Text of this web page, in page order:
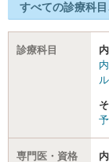
すべての診療科
診療科目
専門医・資格